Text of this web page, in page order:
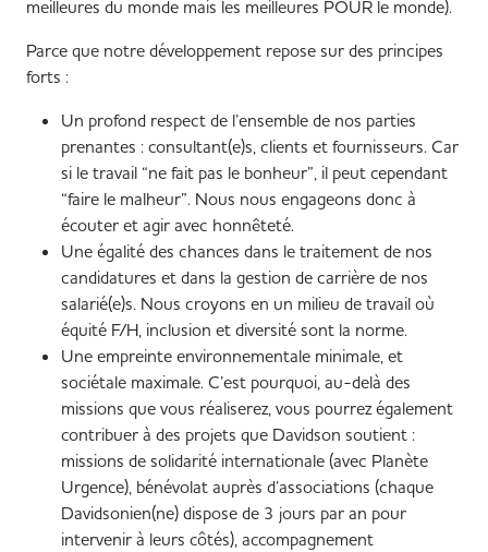
meilleures du monde mais les meilleures POUR le monde).
Parce que notre développement repose sur des principes
forts :
Un profond respect de l’ensemble de nos parties
prenantes : consultant(e)s, clients et fournisseurs. Car
si le travail “ne fait pas le bonheur”, il peut cependant
“faire le malheur”. Nous nous engageons donc à
écouter et agir avec honnêteté.
Une égalité des chances dans le traitement de nos
candidatures et dans la gestion de carrière de nos
salarié(e)s. Nous croyons en un milieu de travail où
équité F/H, inclusion et diversité sont la norme.
Une empreinte environnementale minimale, et
sociétale maximale. C’est pourquoi, au-delà des
missions que vous réaliserez, vous pourrez également
contribuer à des projets que Davidson soutient :
missions de solidarité internationale (avec Planète
Urgence), bénévolat auprès d’associations (chaque
Davidsonien(ne) dispose de 3 jours par an pour
intervenir à leurs côtés), accompagnement